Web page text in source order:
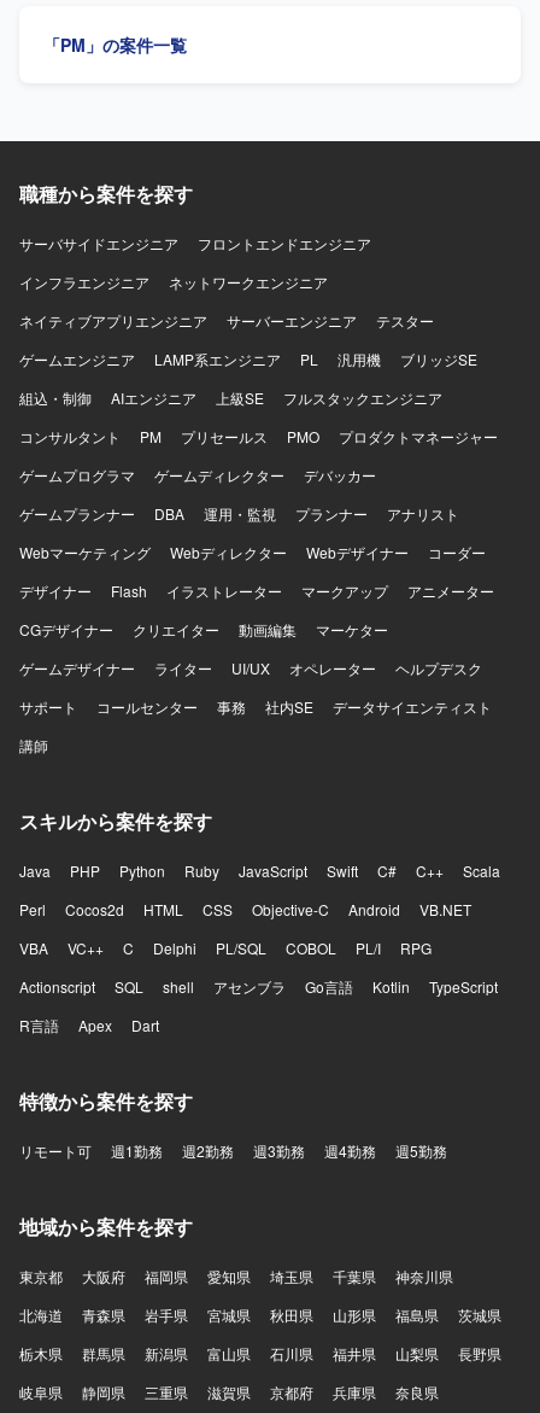
図りながら、主体的に課題を整理しプロジェクトを推進し
クトマネジメントや大規模会議体運営の経験を積んでいた
計および構築プロジェクトとなります。
「PM」の案件一覧
職種から案件を探す
サーバサイドエンジニア
フロントエンドエンジニア
インフラエンジニア
ネットワークエンジニア
ネイティブアプリエンジニア
サーバーエンジニア
テスター
ゲームエンジニア
LAMP系エンジニア PL 汎用機
ブリッジSE
組込・制御
AIエンジニア 上級SE
フルスタックエンジニア
コンサルタント
PM プリセールス PMO
プロダクトマネージャー
ゲームプログラマ
ゲームディレクター
デバッカー
ゲームプランナー
DBA 運用・監視 プランナー
アナリスト
Webマーケティング
Webディレクター Webデザイナー
コーダー
デザイナー
Flash イラストレーター マークアップ
アニメーター
CGデザイナー
クリエイター 動画編集
マーケター
ゲームデザイナー
ライター UI/UX オペレーター
ヘルプデスク
サポート
コールセンター 事務 社内SE
データサイエンティスト
講師
スキルから案件を探す
Java PHP Python Ruby JavaScript Swift C# C++
Scala
Perl
Cocos2d HTML CSS Objective-C Android
VB.NET
VBA
VC++ C Delphi PL/SQL COBOL PL/I
RPG
Actionscript
SQL shell アセンブラ Go言語 Kotlin
TypeScript
R言語
Apex Dart
特徴から案件を探す
リモート可 週1勤務 週2勤務 週3勤務 週4勤務 週5勤務
地域から案件を探す
東京都 大阪府 福岡県 愛知県 埼玉県 千葉県
神奈川県
北海道
青森県 岩手県 宮城県 秋田県 山形県 福島県
茨城県
栃木県
群馬県 新潟県 富山県 石川県 福井県 山梨県
長野県
岐阜県
静岡県 三重県 滋賀県 京都府 兵庫県 奈良県